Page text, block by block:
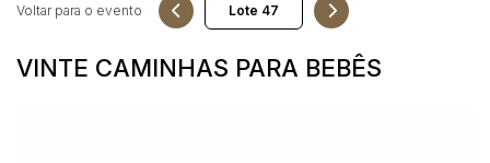
VINTE CAMINHAS PARA BEBÊS
Voltar para o evento